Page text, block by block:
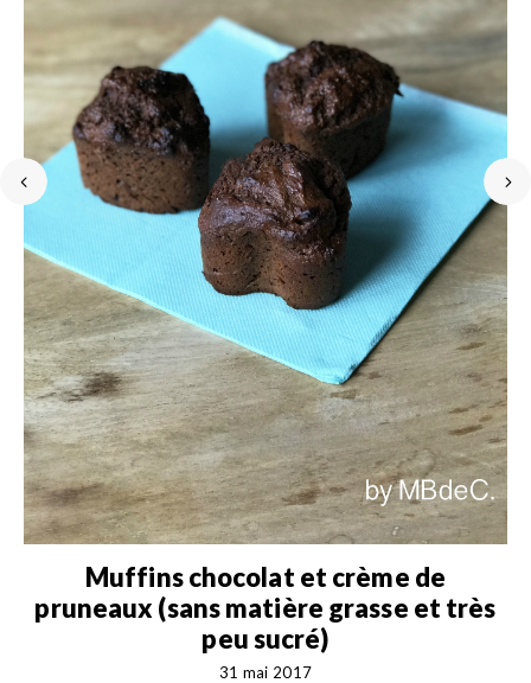
Muffins chocolat et crème de
pruneaux (sans matière grasse et très
peu sucré)
31 mai 2017